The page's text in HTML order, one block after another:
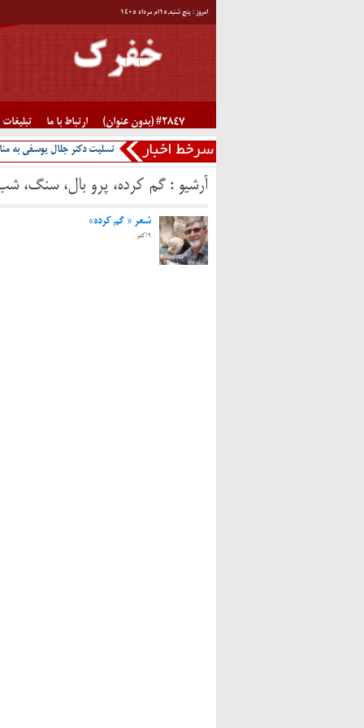
امروز : پنج شنبه,۱۵ام مرداد ۱۴۰۵
#2847 (بدون عنوان) ارتباط با ما تبلیغات
تسلیت دکتر جلال یوسفی به
آرشیو :گم کرده، پرو بال، سنگ،
شعر « گم کرده»
9 اکتبر